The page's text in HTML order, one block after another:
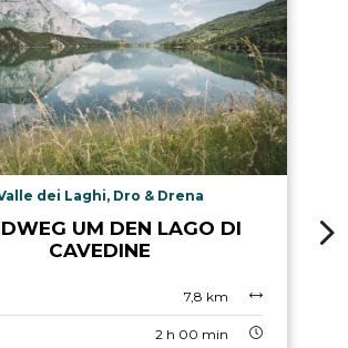
dei Laghi, Dro & Drena
UM DEN LAGO DI
CAVEDINE
7,8 km
2 h 00 min